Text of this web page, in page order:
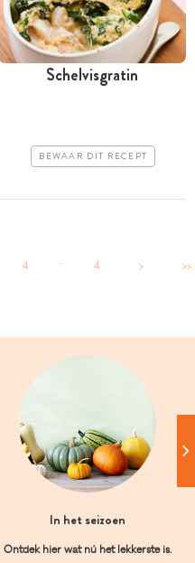
Schelvisgratin
BEWAAR DIT RECEPT
4 ... 4 > >>
In het seizoen
Ontdek hier wat nú het lekkerste is.